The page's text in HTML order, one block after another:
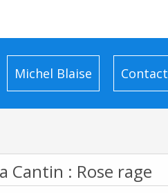
Michel Blaise Contact
Cantin : Rose rage